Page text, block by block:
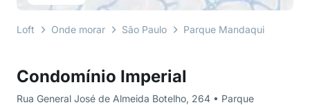
Condomínio Imperial
Rua General José de Almeida Botelho, 264 • Parque
Loft Onde morar São Paulo Parque Mandaqui